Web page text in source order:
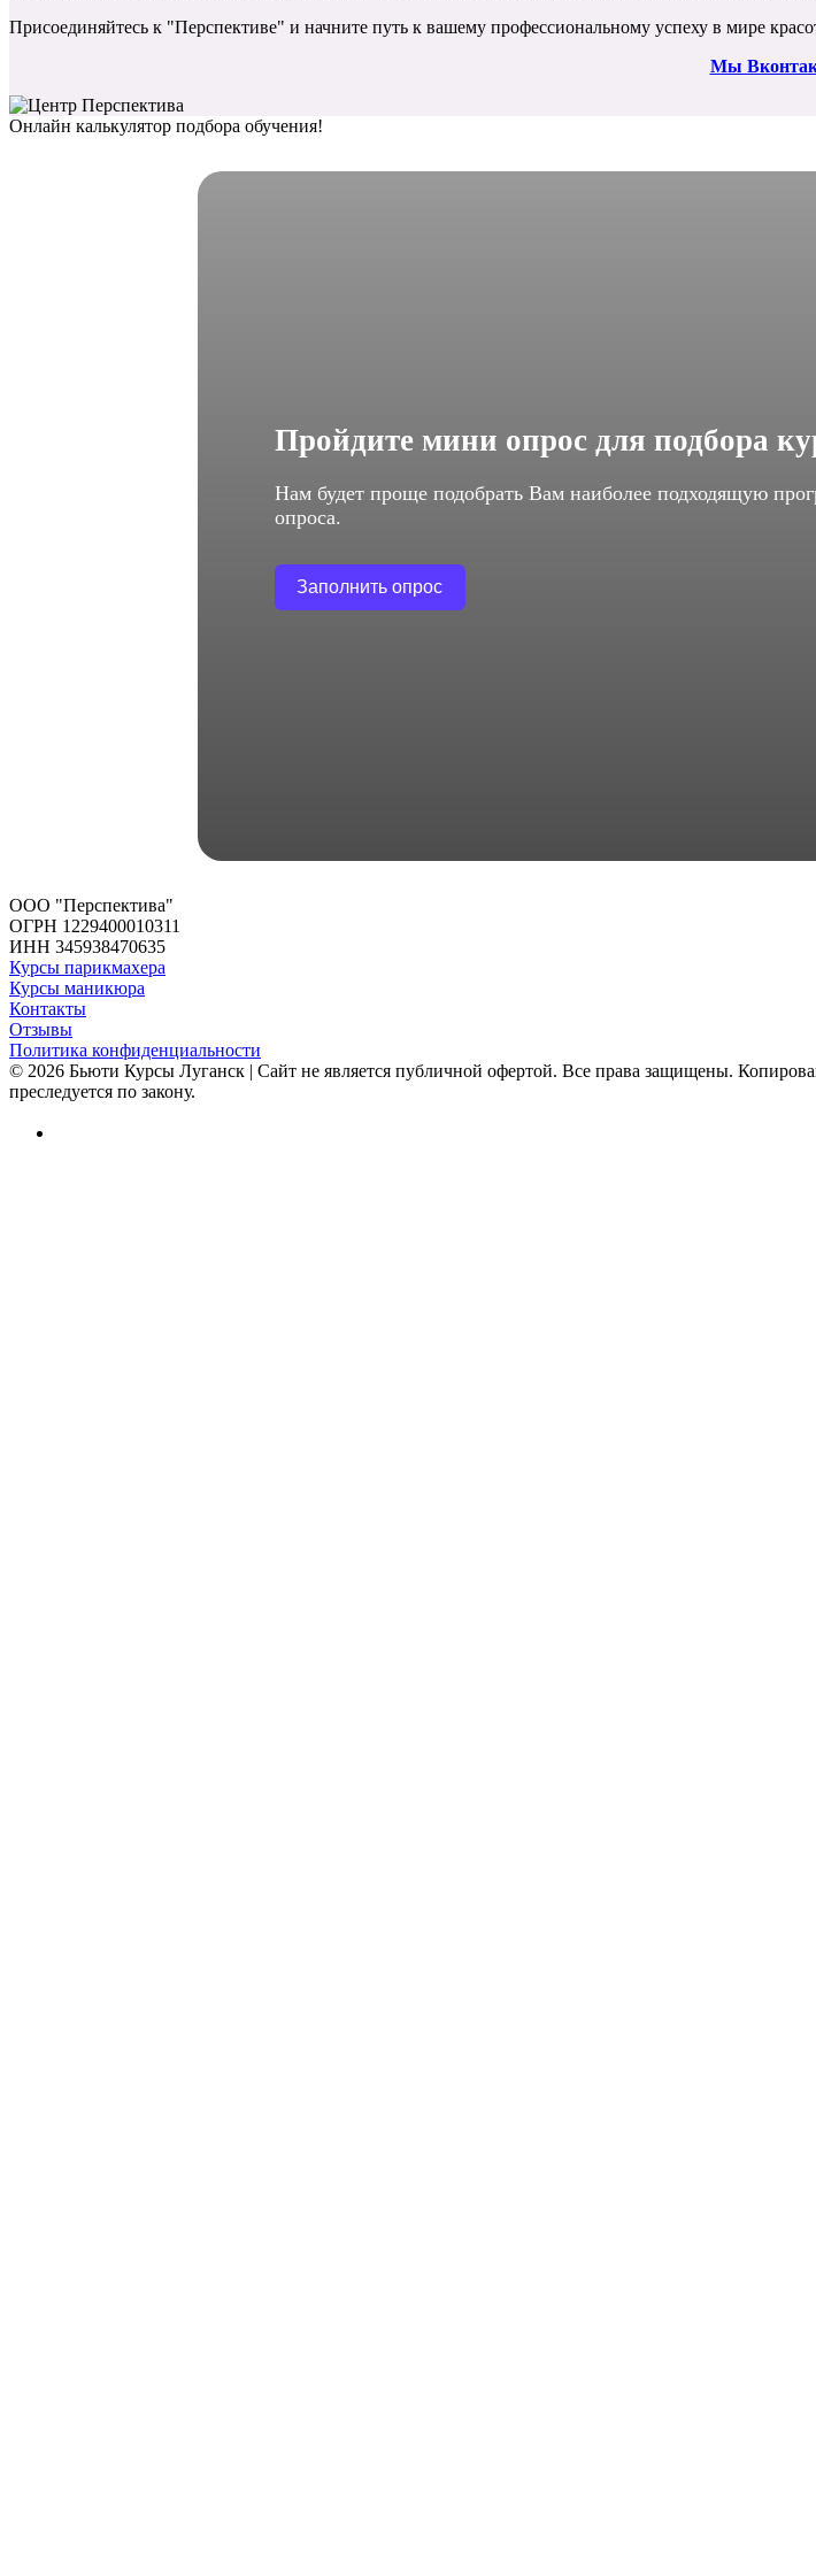
Присоединяйтесь к "Перспективе" и начните путь к вашему профессиональному успеху в мире
Мы
Онлайн калькулятор подбора обучения!
Пройдите мини опрос для подбора
Нам будет проще подобрать Вам наиболее подходящую
опроса.
Заполнить опрос
ООО "Перспектива"
ОГРН 1229400010311
ИНН 345938470635
Курсы парикмахера
Курсы маникюра
Контакты
Отзывы
Политика конфиденциальности
© 2026 Бьюти Курсы Луганск | Сайт не является публичной офертой. Все права защищены.
преследуется по закону.